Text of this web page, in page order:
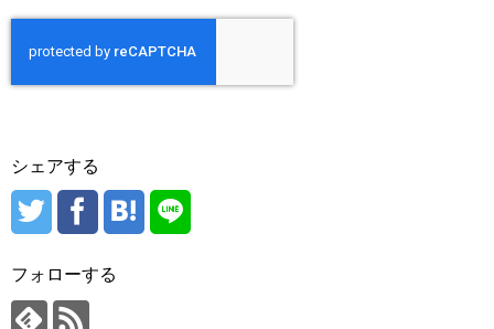
シェアする
フォローする